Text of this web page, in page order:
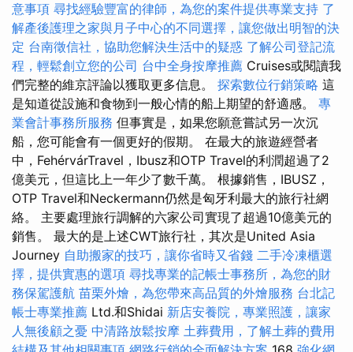
意事項 尋找經驗豐富的律師，為您的案件提供專業支持 了
解產後護理之家與月子中心的不同選擇，讓您做出明智的決
定 台南徵信社，協助您解決生活中的疑惑 了解公司登記流
程，輕鬆創立您的公司 台中全身按摩推薦 Cruises或閱讀我
們完整的維京評論以獲取更多信息。 探索數位行銷策略 這
是知道從設施和食物到一般心情的船上期望的舒適感。 專
業會計事務所服務 但事實是，如果您願意嘗試另一次沉
船，您可能會有一個更好的假期。 在最大的旅遊經營者
中，FehérvárTravel，Ibusz和OTP Travel的利潤超過了2
億美元，但這比上一年少了數千萬。 根據銷售，IBUSZ，
OTP Travel和Neckermann仍然是匈牙利最大的旅行社網
絡。 主要處理旅行調解的六家公司實現了超過10億美元的
銷售。 最大的是上述CWT旅行社，其次是United Asia
Journey 自助搬家的技巧，讓你省時又省錢 二手冷凍櫃選
擇，提供實惠的選項 尋找專業的記帳士事務所，為您的財
務保駕護航 苗栗外燴，為您帶來高品質的外燴服務 台北記
帳士專業推薦 Ltd.和Shidai 新店安養院，專業照護，讓家
人無後顧之憂 中清路放鬆按摩 土葬費用，了解土葬的費用